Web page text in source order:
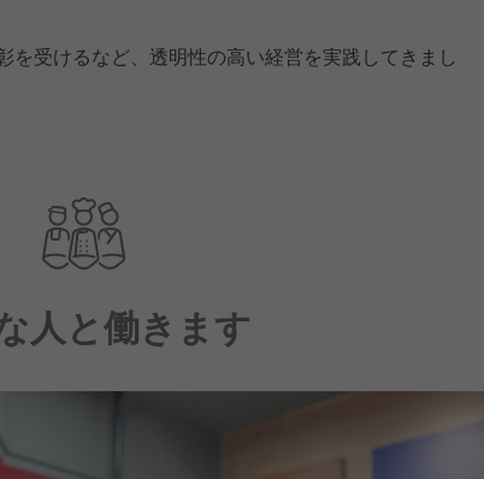
を受けるなど、透明性の高い経営を実践してきまし
人と働きます